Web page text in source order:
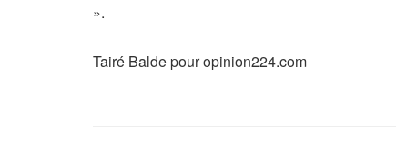
».
Tairé Balde pour opinion224.com